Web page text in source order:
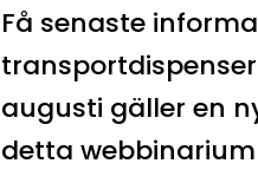
Få senaste
augusti gäller en
detta